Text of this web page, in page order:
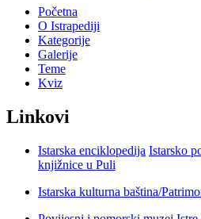
Početna
O Istrapediji
Kategorije
Galerije
Teme
Kviz
Linkovi
Istarska enciklopedija Istarsko
knjižnice u Puli
Istarska kulturna baština/